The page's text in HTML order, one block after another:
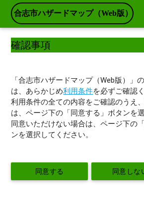
合志市ハザードマップ（Web版）
確認事項
「合志市ハザードマップ（Web版）」
は、あらかじめ利用条件を必ずご確認
利用条件の全ての内容をご確認のうえ
は、ページ下の「同意する」ボタンを
同意いただけない場合は、ページ下の
ンを選択してください。
同意する 同意しな